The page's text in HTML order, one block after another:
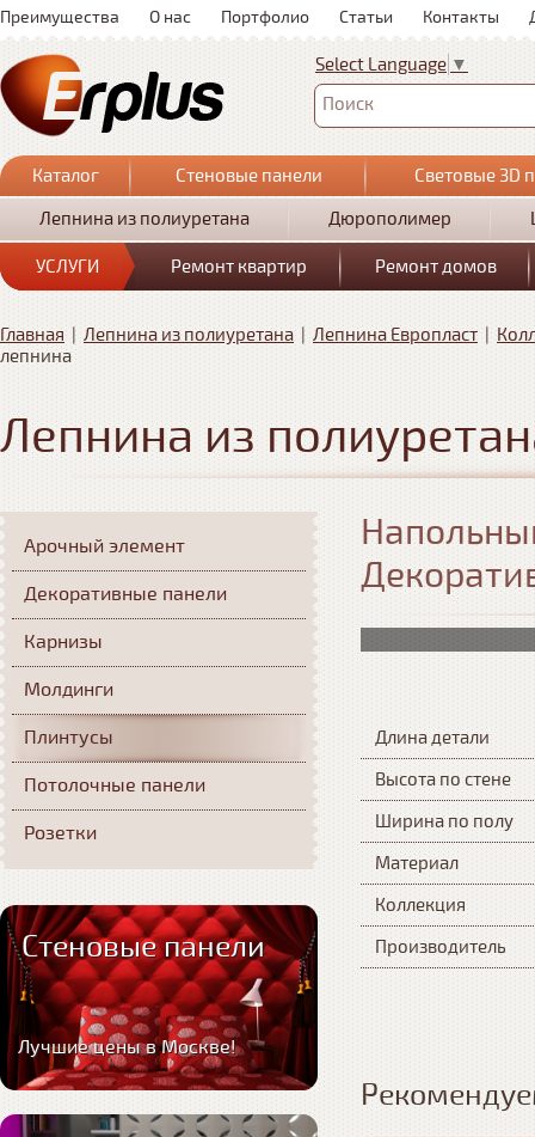
Преимущества О нас Портфолио Статьи Контакты
Select Language ▼
Поиск
Каталог Стеновые панели
Световые 3D
Лепнина из полиуретана
Дюрополимер
УСЛУГИ Ремонт квартир Ремонт домов
Главная | Лепнина из полиуретана | Лепнина Европласт |
лепнина
Лепнина из
Длина детали
Высота по стене
Ширина по полу
Материал
Коллекция
Производитель
Арочный элемент
Декоративные панели
Карнизы
Молдинги
Плинтусы
Потолочные панели
Розетки
Стеновые панели
Лучшие цены в Москве!